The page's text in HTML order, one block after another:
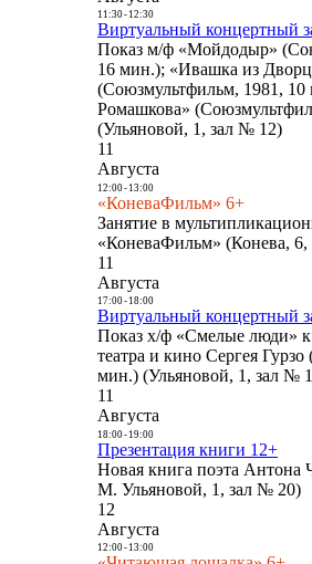
11:30- 12:30
Виртуальный концертный
Показ м/ф «Мойдодыр»
16 мин.); «Ивашка из
(Союзмультфильм, 1981, 10
Ромашкова»
(Ульяновой, 1, зал № 12)
11
Августа
12:00- 13:00
«КоневаФильм» 6+
Занятие в
«КоневаФильм» (Конева, 6,
11
Августа
17:00- 18:00
Виртуальный концертный
Показ х/ф «Смелые люди» к
театра и кино Сергея
мин.) (Ульяновой, 1, зал №
11
Августа
18:00- 19:00
Презентация книги 12+
Новая книга поэта Антона
М. Ульяновой, 1, зал № 20)
12
Августа
12:00- 13:00